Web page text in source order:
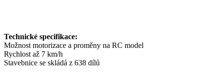
Technické specifikace:
Možnost motorizace a proměny na RC model
Rychlost až 7 km/h
Stavebnice se skládá z 638 dílů